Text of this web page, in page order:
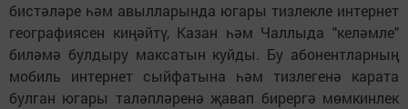
бистәләре һәм авылларында югары тизлекле интернет
географиясен киңәйтү, Казан һәм Чаллыда "келәмле"
биләмә булдыру максатын куйды. Бу абонентларның
мобиль интернет сыйфатына һәм тизлегенә карата
булган югары таләпләренә җавап бирергә мөмкинлек